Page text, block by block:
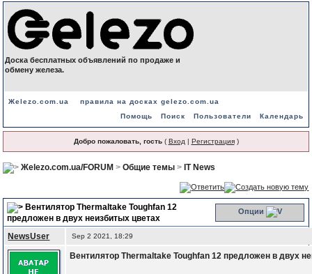
Доска бесплатных объявлений по продаже и
обмену железа.
Жelezo.com.ua
правила на досках gelezo.com.ua
Помощь
Поиск Пользователи Календарь
Добро пожаловать, гость( Вход | Регистрация)
Жelezo.com.ua/FORUM >Общие темы > IT News
Вентилятор Thermaltake Toughfan 12
предложен в двух неизбитых цветах
Опции
NewsUser Sep 2 2021, 18:29
Вентилятор Thermaltake Toughfan 12 предложен в двух